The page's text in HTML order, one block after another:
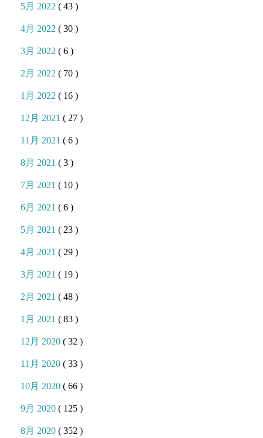
5月 2022( 43 )
4月 2022( 30 )
3月 2022( 6 )
2月 2022( 70 )
1月 2022( 16 )
12月 2021( 27 )
11月 2021( 6 )
8月 2021( 3 )
7月 2021( 10 )
6月 2021( 6 )
5月 2021( 23 )
4月 2021( 29 )
3月 2021( 19 )
2月 2021( 48 )
1月 2021( 83 )
12月 2020( 32 )
11月 2020( 33 )
10月 2020( 66 )
9月 2020( 125 )
8月 2020( 352 )